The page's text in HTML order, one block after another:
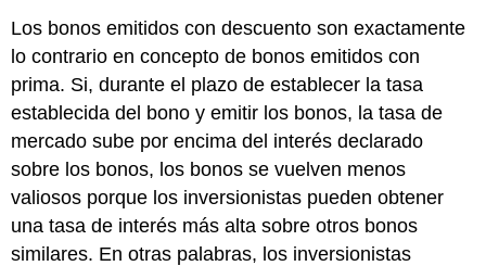
Los bonos emitidos con descuento son exactamente
lo contrario en concepto de bonos emitidos con
prima. Si, durante el plazo de establecer la tasa
establecida del bono y emitir los bonos, la tasa de
mercado sube por encima del interés declarado
sobre los bonos, los bonos se vuelven menos
valiosos porque los inversionistas pueden obtener
una tasa de interés más alta sobre otros bonos
similares. En otras palabras, los inversionistas